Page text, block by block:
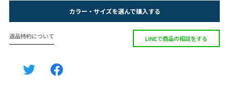
カラー・サイズを選んで購入する
返品特約について LINEで商品の相談をする